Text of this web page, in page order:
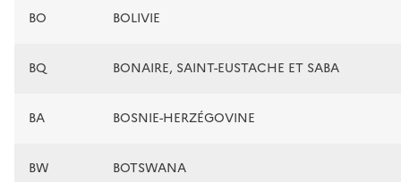
BO BOLIVIE
BQ BONAIRE, SAINT-EUSTACHE ET SABA
BA BOSNIE-HERZÉGOVINE
BW BOTSWANA